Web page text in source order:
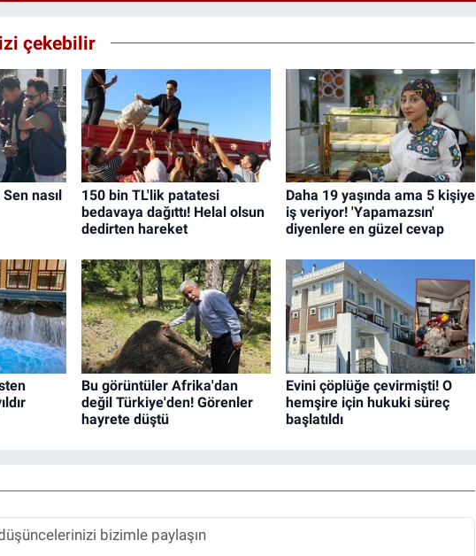
çekebilir
nasıl
150 bin TL'lik patatesi
bedavaya dağıttı! Helal olsun
dedirten hareket
Daha 19 yaşında ama 5 kişiye
iş veriyor! 'Yapamazsın'
diyenlere en güzel cevap
Bu görüntüler Afrika'dan
değil Türkiye'den! Görenler
hayrete düştü
Evini çöplüğe çevirmişti! O
hemşire için hukuki süreç
başlatıldı